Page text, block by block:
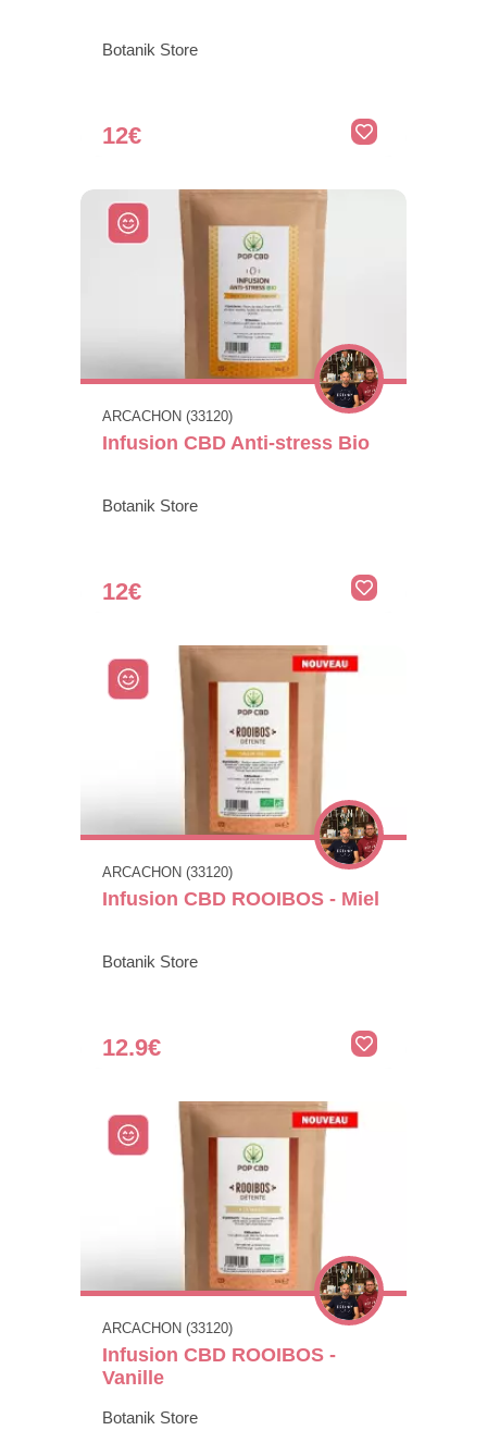
Botanik Store
12€
ARCACHON (33120)
Infusion CBD Anti-stress Bio
Botanik Store
12€
ARCACHON (33120)
Infusion CBD ROOIBOS - Miel
Botanik Store
12.9€
ARCACHON (33120)
Infusion CBD ROOIBOS -
Vanille
Botanik Store